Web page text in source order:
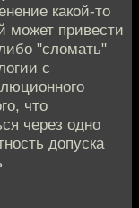
какой-то
может привести
"сломать"
с
что
через одно
допуска